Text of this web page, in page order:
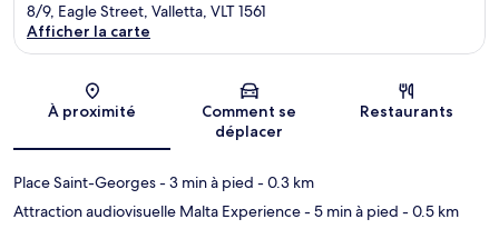
Carte
8/9, Eagle Street, Valletta, VLT 1561
Afficher la carte
À proximité
Comment se
déplacer
Restaurants
Place Saint-Georges- 3 min à pied - 0.3 km
Attraction audiovisuelle Malta Experience- 5 min à pied - 0.5 km